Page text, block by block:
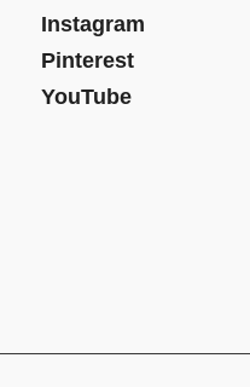
Instagram
Pinterest
YouTube